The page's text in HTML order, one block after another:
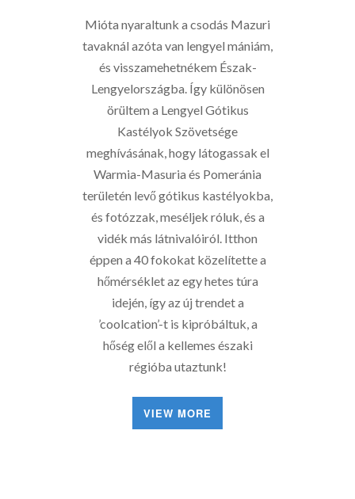
Mióta nyaraltunk a csodás Mazuri
tavaknál azóta van lengyel mániám,
és visszamehetnékem Észak-
Lengyelországba. Így különösen
örültem a Lengyel Gótikus
Kastélyok Szövetsége
meghívásának, hogy látogassak el
Warmia-Masuria és Pomeránia
területén levő gótikus kastélyokba,
és fotózzak, meséljek róluk, és a
vidék más látnivalóiról. Itthon
éppen a 40 fokokat közelítette a
hőmérséklet az egy hetes túra
idején, így az új trendet a
’coolcation’-t is kipróbáltuk, a
hőség elől a kellemes északi
régióba utaztunk!
VIEW MORE